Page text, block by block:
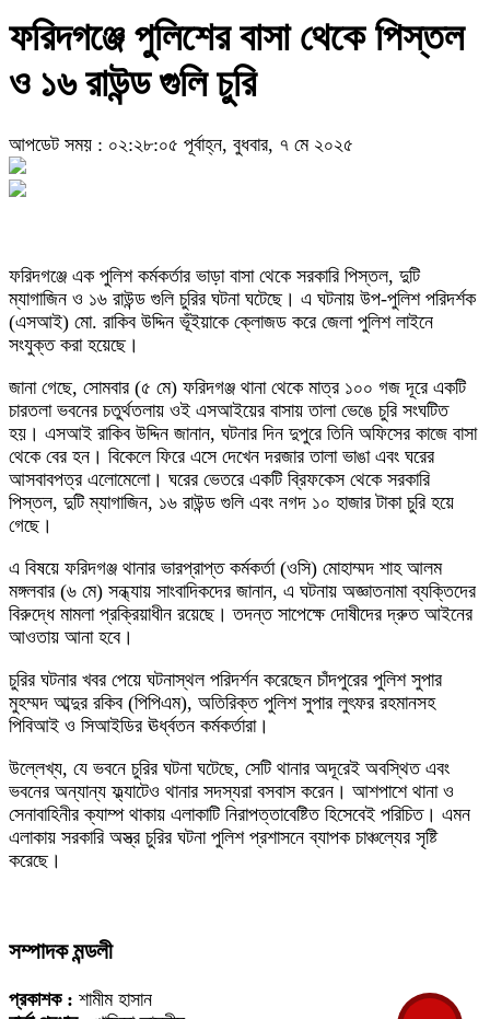
ফরিদগঞ্জে পুলিশের বাসা থেকে পিস্তল
ও ১৬ রাউন্ড গুলি চুরি
আপডেট সময় : ০২:২৮:০৫ পূর্বাহ্ন, বুধবার, ৭ মে ২০২৫
ফরিদগঞ্জে এক পুলিশ কর্মকর্তার ভাড়া বাসা থেকে সরকারি পিস্তল, দুটি
ম্যাগাজিন ও ১৬ রাউন্ড গুলি চুরির ঘটনা ঘটেছে। এ ঘটনায় উপ-পুলিশ পরিদর্শক
(এসআই) মো. রাকিব উদ্দিন ভূঁইয়াকে ক্লোজড করে জেলা পুলিশ লাইনে
সংযুক্ত করা হয়েছে।
জানা গেছে, সোমবার (৫ মে) ফরিদগঞ্জ থানা থেকে মাত্র ১০০ গজ দূরে একটি
চারতলা ভবনের চতুর্থতলায় ওই এসআইয়ের বাসায় তালা ভেঙে চুরি সংঘটিত
হয়। এসআই রাকিব উদ্দিন জানান, ঘটনার দিন দুপুরে তিনি অফিসের কাজে বাসা
থেকে বের হন। বিকেলে ফিরে এসে দেখেন দরজার তালা ভাঙা এবং ঘরের
আসবাবপত্র এলোমেলো। ঘরের ভেতরে একটি ব্রিফকেস থেকে সরকারি
পিস্তল, দুটি ম্যাগাজিন, ১৬ রাউন্ড গুলি এবং নগদ ১০ হাজার টাকা চুরি হয়ে
গেছে।
এ বিষয়ে ফরিদগঞ্জ থানার ভারপ্রাপ্ত কর্মকর্তা (ওসি) মোহাম্মদ শাহ আলম
মঙ্গলবার (৬ মে) সন্ধ্যায় সাংবাদিকদের জানান, এ ঘটনায় অজ্ঞাতনামা ব্যক্তিদের
বিরুদ্ধে মামলা প্রক্রিয়াধীন রয়েছে। তদন্ত সাপেক্ষে দোষীদের দ্রুত আইনের
আওতায় আনা হবে।
চুরির ঘটনার খবর পেয়ে ঘটনাস্থল পরিদর্শন করেছেন চাঁদপুরের পুলিশ সুপার
মুহম্মদ আব্দুর রকিব (পিপিএম), অতিরিক্ত পুলিশ সুপার লুৎফর রহমানসহ
পিবিআই ও সিআইডির ঊর্ধ্বতন কর্মকর্তারা।
উল্লেখ্য, যে ভবনে চুরির ঘটনা ঘটেছে, সেটি থানার অদূরেই অবস্থিত এবং
ভবনের অন্যান্য ফ্ল্যাটেও থানার সদস্যরা বসবাস করেন। আশপাশে থানা ও
সেনাবাহিনীর ক্যাম্প থাকায় এলাকাটি নিরাপত্তাবেষ্টিত হিসেবেই পরিচিত। এমন
এলাকায় সরকারি অস্ত্র চুরির ঘটনা পুলিশ প্রশাসনে ব্যাপক চাঞ্চল্যের সৃষ্টি
করেছে।
সম্পাদক মন্ডলী
প্রকাশক : শামীম হাসান